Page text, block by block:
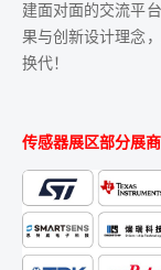
建面对面的交流平
果与创新设计理念
换代！
传感器展区部分展商